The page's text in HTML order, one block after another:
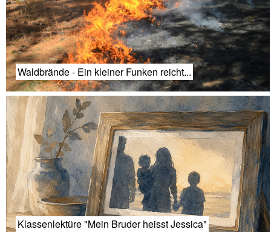
Waldbrände - Ein kleiner Funken reicht...
Klassenlektüre "Mein Bruder heisst Jessica"